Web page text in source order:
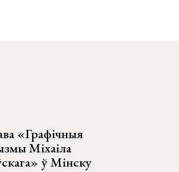
«Графічныя
Міхаіла
ў Мінску